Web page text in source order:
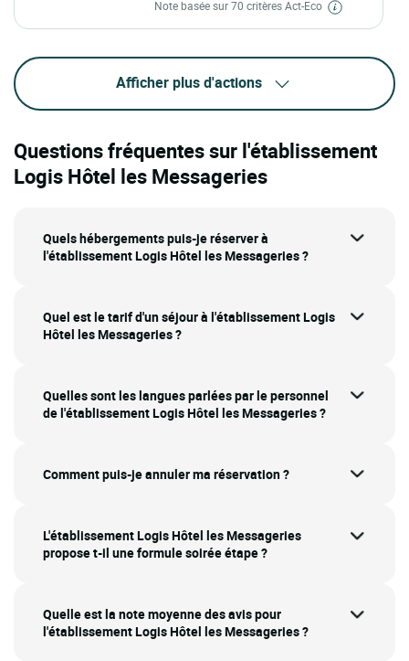
Note basée sur 70 critères Act-Eco
Afficher plus d'actions
Questions fréquentes sur l'établissement
Logis Hôtel les Messageries
Quels hébergements puis-je réserver à
l'établissement Logis Hôtel les Messageries ?
Quel est le tarif d'un séjour à l'établissement Logis
Hôtel les Messageries ?
Quelles sont les langues parlées par le personnel
de l'établissement Logis Hôtel les Messageries ?
Comment puis-je annuler ma réservation ?
L'établissement Logis Hôtel les Messageries
propose t-il une formule soirée étape ?
Quelle est la note moyenne des avis pour
l'établissement Logis Hôtel les Messageries ?